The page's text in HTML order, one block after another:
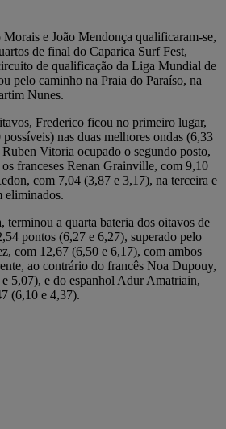
e João Mendonça qualificaram-se,
de final do Caparica Surf Fest,
de qualificação da Liga Mundial de
pelo caminho na Praia do Paraíso, na
Nunes.
Frederico ficou no primeiro lugar,
nas duas melhores ondas (6,33
Vitoria ocupado o segundo posto,
franceses Renan Grainville, com 9,10
com 7,04 (3,87 e 3,17), na terceira e
eliminados.
terminou a quarta bateria dos oitavos de
pontos (6,27 e 6,27), superado pelo
com 12,67 (6,50 e 6,17), com ambos
ao contrário do francês Noa Dupouy,
5,07), e do espanhol Adur Amatriain,
(6,10 e 4,37).